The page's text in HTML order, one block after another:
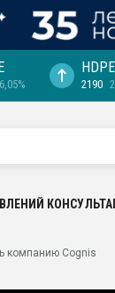
2190
компанию Cognis